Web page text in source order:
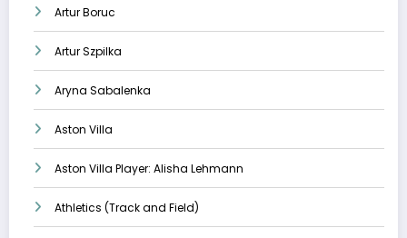
Artur Boruc
Artur Szpilka
Aryna Sabalenka
Aston Villa
Aston Villa Player: Alisha Lehmann
Athletics (Track and Field)